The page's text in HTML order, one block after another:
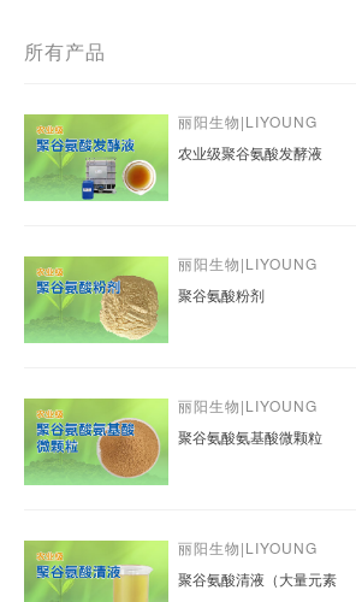
所有产品
丽阳生物|LIYOUNG
农业级聚谷氨酸发酵液
丽阳生物|LIYOUNG
聚谷氨酸粉剂
丽阳生物|LIYOUNG
聚谷氨酸氨基酸微颗粒
丽阳生物|LIYOUNG
聚谷氨酸清液（大量元素